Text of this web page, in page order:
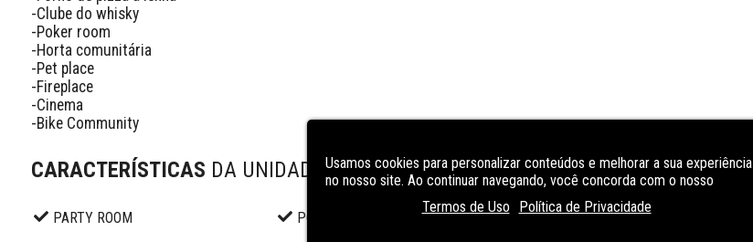
-Clube do whisky
-Poker room
-Horta comunitária
-Pet place
-Fireplace
-Cinema
-Bike Community
CARACTERÍSTICAS DA UNIDADE
PARTY ROOM POOL
Usamos cookies para personalizar conteúdos e melhorar a sua experiência
no nosso site. Ao continuar navegando, você concorda com o nosso
Termos de Uso
Política de Privacidade